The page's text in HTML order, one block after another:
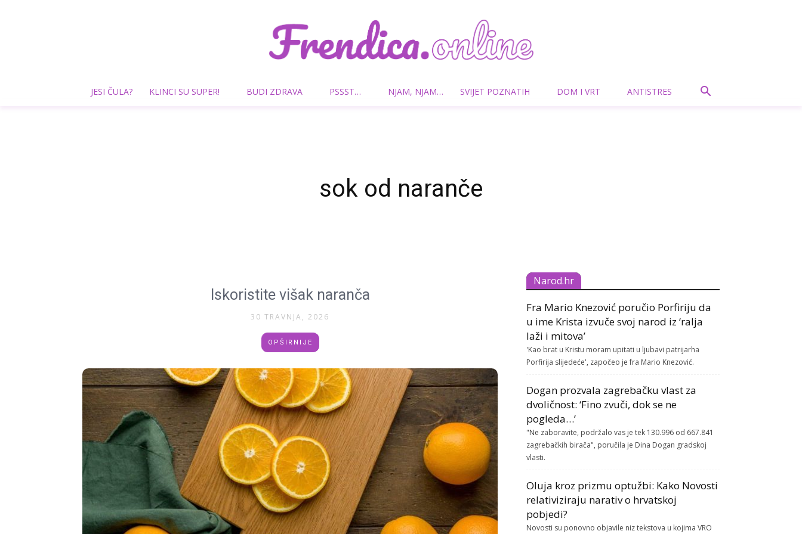
Frendica.online
JESI ČULA? KLINCI SU SUPER! BUDI ZDRAVA PSSST… NJAM, NJAM… SVIJET POZNATIH DOM I VRT ANTISTRES
sok od naranče
Iskoristite višak naranča
30 TRAVNJA, 2026
OPŠIRNIJE
Narod.hr
Fra Mario Knezović poručio Porfiriju da
u ime Krista izvuče svoj narod iz ‘ralja
laži i mitova’
'Kao brat u Kristu moram upitati u ljubavi patrijarha
Porfirija slijedeće', započeo je fra Mario Knezović.
Dogan prozvala zagrebačku vlast za
dvoličnost: ‘Fino zvuči, dok se ne
pogleda…’
"Ne zaboravite, podržalo vas je tek 130.996 od 667.841
zagrebačkih birača", poručila je Dina Dogan gradskoj
vlasti.
Oluja kroz prizmu optužbi: Kako Novosti
relativiziraju narativ o hrvatskoj
pobjedi?
Novosti su ponovno objavile niz tekstova u kojima VRO